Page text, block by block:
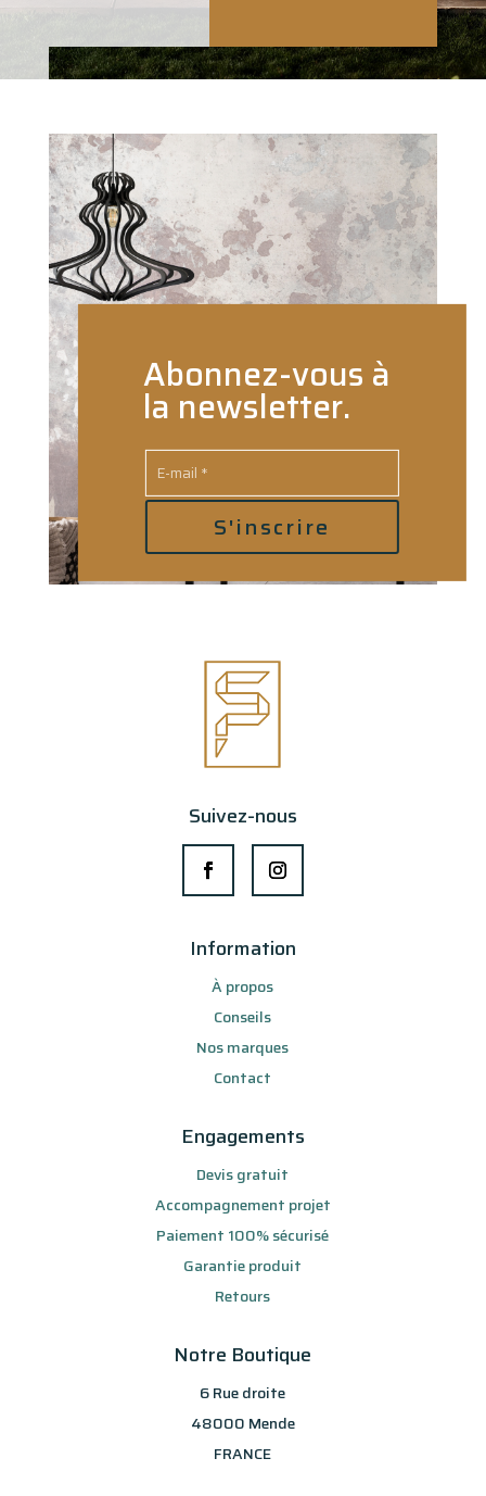
Abonnez-vous à
la newsletter.
S'inscrire
Suivez-nous
Information
À propos
Conseils
Nos marques
Contact
Engagements
Devis gratuit
Accompagnement projet
Paiement 100% sécurisé
Garantie produit
Retours
Notre Boutique
6 Rue droite
48000 Mende
FRANCE